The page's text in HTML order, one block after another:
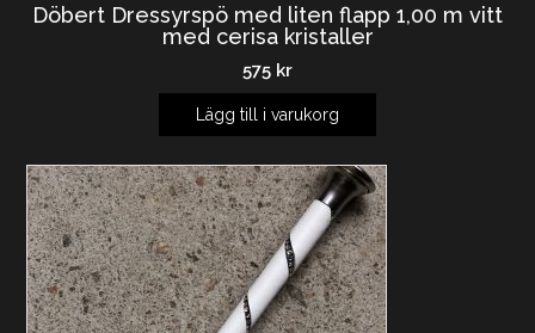
Döbert Dressyrspö med liten flapp 1,00 m vitt
med cerisa kristaller
575 kr
Lägg till i varukorg